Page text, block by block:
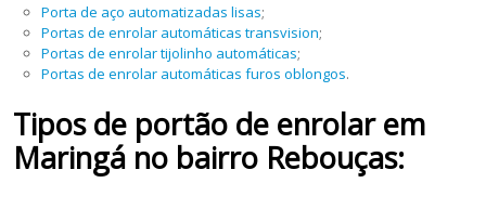
Porta de aço automatizadas lisas;
Portas de enrolar automáticas transvision;
Portas de enrolar tijolinho automáticas;
Portas de enrolar automáticas furos oblongos.
Tipos de portão de enrolar em
Maringá no bairro Rebouças: